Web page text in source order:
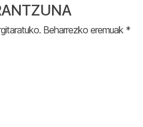
Beharrezko eremuak *